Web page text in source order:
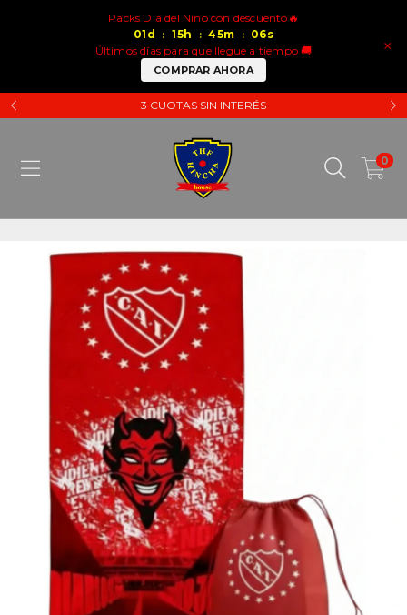
×
Packs Dia del Niño con descuento🔥
01 d : 15h : 45m : 06s
Últimos días para que llegue a tiempo 🚚
COMPRAR AHORA
3 CUOTAS SIN INTERÉS
0